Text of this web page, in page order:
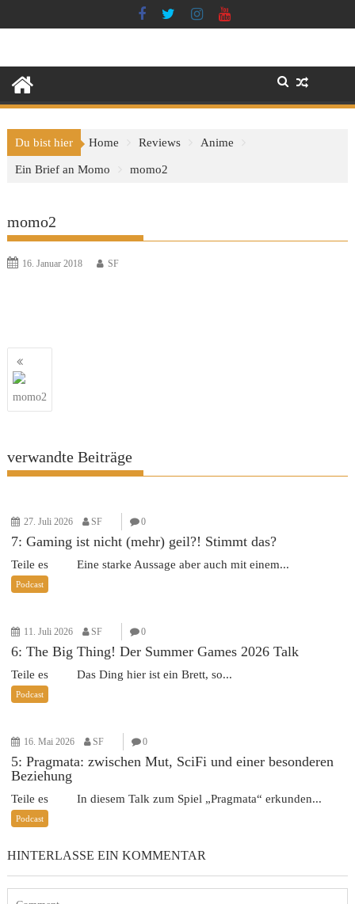
to
Du bist hier Home Reviews Anime
Ein Brief an Momo momo2
momo2
16. Januar 2018 SF
Beitragsnavigation
momo2
verwandte Beiträge
27. Juli 2026 SF 0
7: Gaming ist nicht (mehr) geil?! Stimmt das?
Teile es Eine starke Aussage aber auch mit einem...
Podcast
11. Juli 2026 SF 0
6: The Big Thing! Der Summer Games 2026 Talk
Teile es Das Ding hier ist ein Brett, so...
Podcast
16. Mai 2026 SF 0
5: Pragmata: zwischen Mut, SciFi und einer besonderen
Beziehung
Teile es In diesem Talk zum Spiel „Pragmata“ erkunden...
Podcast
HINTERLASSE EIN KOMMENTAR